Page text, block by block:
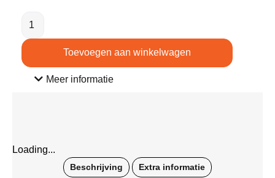
Toevoegen aan winkelwagen
Meer informatie
Loading...
Beschrijving Extra informatie